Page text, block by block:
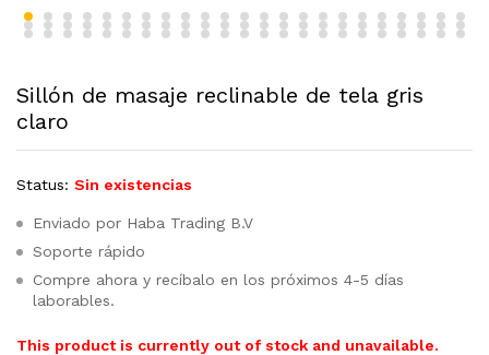
Sillón de masaje reclinable de tela gris
claro
Status: Sin existencias
Enviado por Haba Trading B.V
Soporte rápido
Compre ahora y recíbalo en los próximos 4-5 días
laborables.
This product is currently out of stock and unavailable.